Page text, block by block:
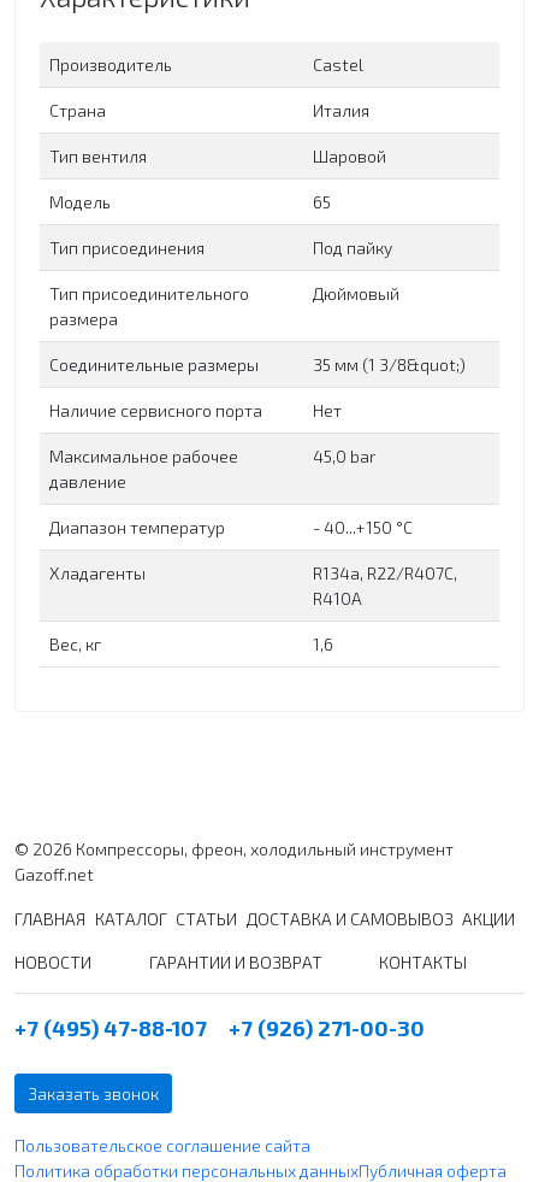
Производитель Сastel
Страна Италия
Тип вентиля Шаровой
Модель 65
Тип присоединения Под пайку
Тип присоединительного
размера
Дюймовый
Соединительные размеры 35 мм (1 3/8&quot;)
Наличие сервисного порта Нет
Максимальное рабочее
давление
45,0 bar
Диапазон температур - 40...+150 °C
Хладагенты
R134a, R22/R407C,
R410A
Вес, кг 1,6
© 2026 Компрессоры, фреон, холодильный инструмент
Gazoff.net
ГЛАВНАЯ КАТАЛОГ СТАТЬИ ДОСТАВКА И САМОВЫВОЗ АКЦИИ
НОВОСТИ ГАРАНТИИ И ВОЗВРАТ КОНТАКТЫ
+7 (495) 47-88-107 +7 (926) 271-00-30
Заказать звонок
Пользовательское соглашение сайта
Политика обработки персональных данныхПубличная оферта